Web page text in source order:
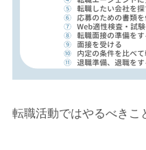
転職活動ではやるべきこ